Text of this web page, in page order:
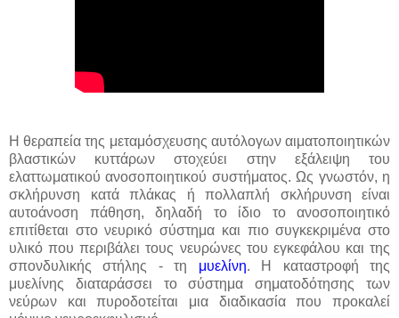
Η θεραπεία της μεταμόσχευσης αυτόλογων αιματοποιητικών
βλαστικών κυττάρων στοχεύει στην εξάλειψη του
ελαττωματικού ανοσοποιητικού συστήματος. Ως γνωστόν, η
σκλήρυνση κατά πλάκας ή πολλαπλή σκλήρυνση είναι
αυτοάνοση πάθηση, δηλαδή το ίδιο το ανοσοποιητικό
επιτίθεται στο νευρικό σύστημα και πιο συγκεκριμένα στο
υλικό που περιβάλει τους νευρώνες του εγκεφάλου και της
σπονδυλικής στήλης - τη μυελίνη.
Η καταστροφή της
μυελίνης διαταράσσει το σύστημα σηματοδότησης των
νεύρων και πυροδοτείται μια διαδικασία που προκαλεί